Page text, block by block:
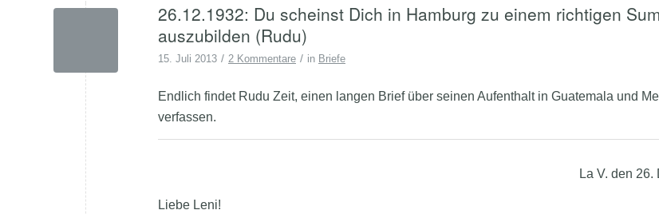
26.12.1932: Du scheinst Dich in Hamburg zu einem richtigen
auszubilden (Rudu)
15. Juli 2013 / 2 Kommentare / in Briefe
Endlich findet Rudu Zeit, einen langen Brief über seinen Aufenthalt in Guatemala und
verfassen.
La V. den 26.
Liebe Leni!